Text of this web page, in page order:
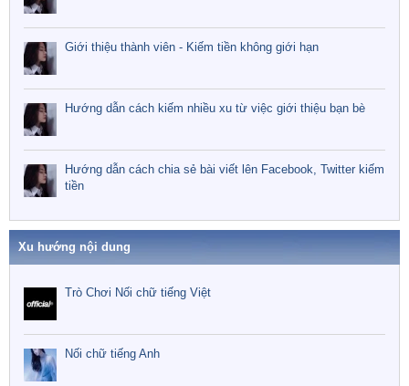
Giới thiệu thành viên - Kiếm tiền không giới hạn
Hướng dẫn cách kiếm nhiều xu từ việc giới thiệu bạn bè
Hướng dẫn cách chia sẻ bài viết lên Facebook, Twitter kiếm
tiền
Xu hướng nội dung
Trò Chơi Nối chữ tiếng Việt
Nối chữ tiếng Anh